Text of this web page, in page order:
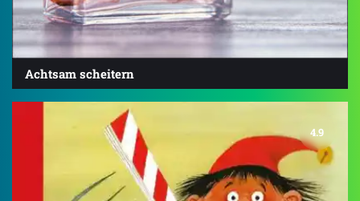
Achtsam scheitern
4.9